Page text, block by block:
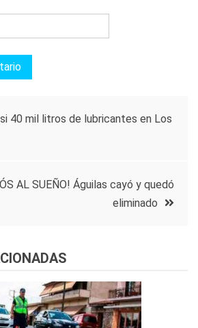
40 mil litros de lubricantes en Los
AL SUEÑO! Águilas cayó y quedó
eliminado